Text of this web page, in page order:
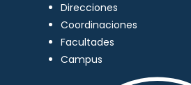
Direcciones
Coordinaciones
Facultades
Campus